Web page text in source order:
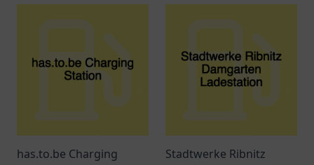
has.to.be Charging
Stadtwerke Ribnitz